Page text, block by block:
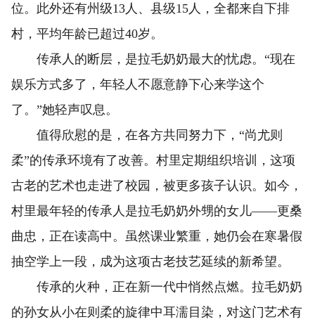
位。此外还有州级13人、县级15人，全都来自下排
村，平均年龄已超过40岁。
传承人的断层，是拉毛奶奶最大的忧虑。“现在
娱乐方式多了，年轻人不愿意静下心来学这个
了。”她轻声叹息。
值得欣慰的是，在各方共同努力下，“尚尤则
柔”的传承环境有了改善。村里定期组织培训，这项
古老的艺术也走进了校园，被更多孩子认识。如今，
村里最年轻的传承人是拉毛奶奶外甥的女儿——更桑
曲忠，正在读高中。虽然课业繁重，她仍会在寒暑假
抽空学上一段，成为这项古老技艺延续的新希望。
传承的火种，正在新一代中悄然点燃。拉毛奶奶
的孙女从小在则柔的旋律中耳濡目染，对这门艺术有